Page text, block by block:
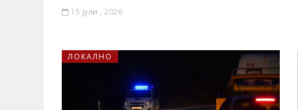
15 јули , 2026
ЛОКАЛНО